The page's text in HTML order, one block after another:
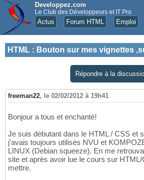
Developpez.com
Le Club des Développeurs et IT Pro
Actus Forum HTML Emploi
HTML : Bouton sur mes vignettes
Répondre à la
freeman22, le 02/02/2012 à 19h41
Bonjour a tous et enchanté!
Je suis débutant dans le HTML / CSS et
j'avais toujours utilisés NVU et
LINUX (Debian squeeze). En me
site et après avoir lue le cours sur
mettre.